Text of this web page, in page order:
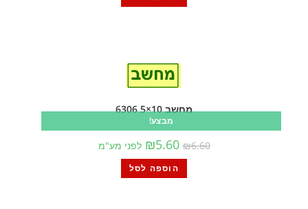
מבצע!
מחשב 10×5 6306
₪6.60
₪5.60 לפני מע"מ
הוספה לסל